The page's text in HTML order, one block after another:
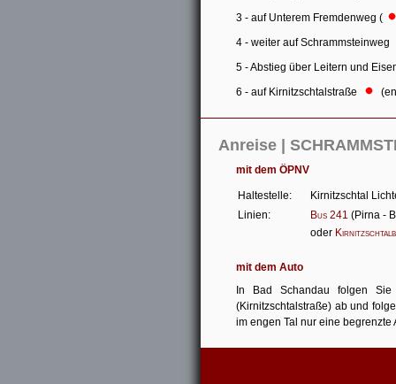
3 - auf Unterem Fremdenweg (
4 - weiter auf Schrammsteinweg
5 - Abstieg über Leitern und
6 - auf Kirnitzschtalstraße
Anreise |
mit dem ÖPNV
Haltestelle:
Kirnitzschtal
Linien:
Bus 241 (Pirna -
oder
mit dem Auto
In Bad Schandau folgen
(Kirnitzschtalstraße) ab und
im engen Tal nur eine begrenzte